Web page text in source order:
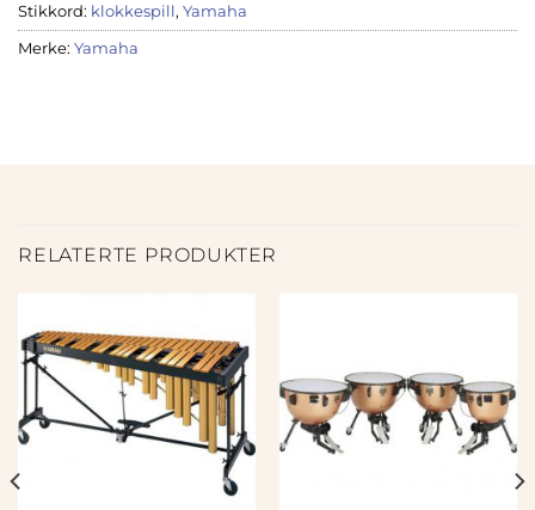
Stikkord: klokkespill, Yamaha
Merke: Yamaha
RELATERTE PRODUKTER